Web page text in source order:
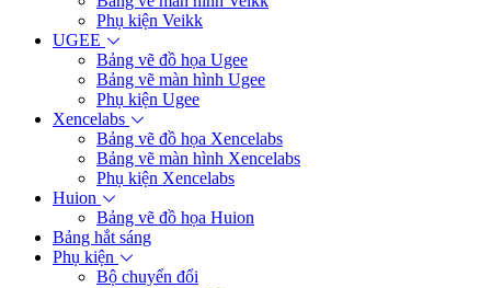
Phụ kiện Veikk
UGEE
Bảng vẽ đồ họa Ugee
Bảng vẽ màn hình Ugee
Phụ kiện Ugee
Xencelabs
Bảng vẽ đồ họa Xencelabs
Bảng vẽ màn hình Xencelabs
Phụ kiện Xencelabs
Huion
Bảng vẽ đồ họa Huion
Bảng hắt sáng
Phụ kiện
Bộ chuyển đổi